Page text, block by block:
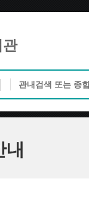
관